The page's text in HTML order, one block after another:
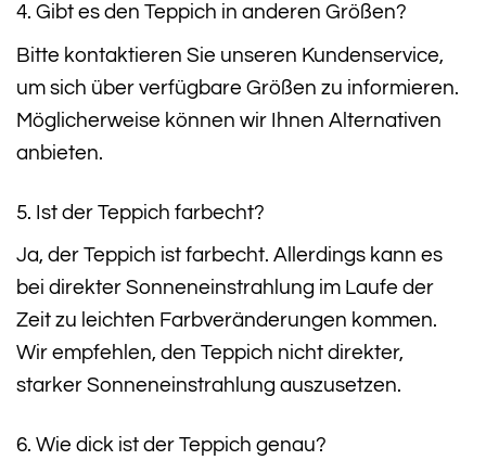
4. Gibt es den Teppich in anderen Größen?
Bitte kontaktieren Sie unseren Kundenservice,
um sich über verfügbare Größen zu informieren.
Möglicherweise können wir Ihnen Alternativen
anbieten.
5. Ist der Teppich farbecht?
Ja, der Teppich ist farbecht. Allerdings kann es
bei direkter Sonneneinstrahlung im Laufe der
Zeit zu leichten Farbveränderungen kommen.
Wir empfehlen, den Teppich nicht direkter,
starker Sonneneinstrahlung auszusetzen.
6. Wie dick ist der Teppich genau?